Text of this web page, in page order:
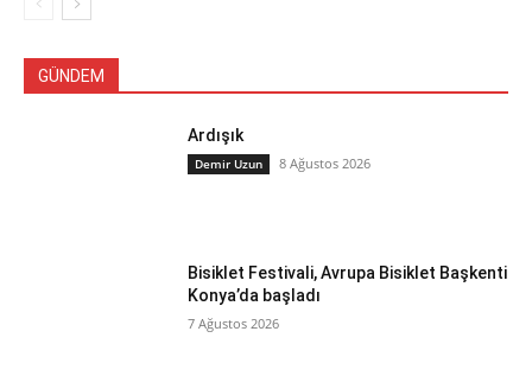
GÜNDEM
Ardışık
Demir Uzun 8 Ağustos 2026
Bisiklet Festivali, Avrupa Bisiklet Başkenti
Konya’da başladı
7 Ağustos 2026